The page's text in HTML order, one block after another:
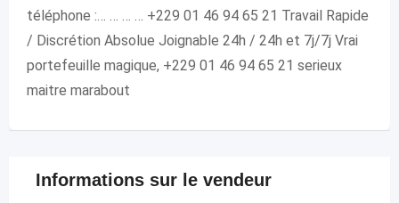
téléphone :… … … … +229 01 46 94 65 21 Travail Rapide
/ Discrétion Absolue Joignable 24h / 24h et 7j/7j Vrai
portefeuille magique, +229 01 46 94 65 21 serieux
maitre marabout
Informations sur le vendeur